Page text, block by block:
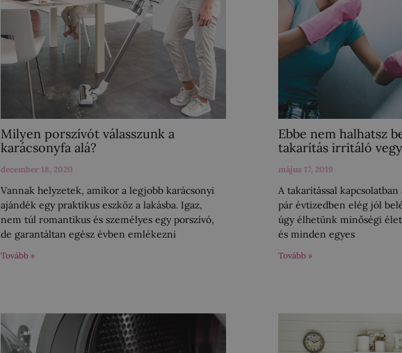
Milyen porszívót válasszunk a
karácsonyfa alá?
december 18, 2020
Vannak helyzetek, amikor a legjobb karácsonyi
ajándék egy praktikus eszköz a lakásba. Igaz,
nem túl romantikus és személyes egy porszívó,
de garantáltan egész évben emlékezni
Tovább »
Ebbe nem halhatsz
takarítás irritáló
május 17, 2019
A takarítással
pár évtizedben elég jól
úgy élhetünk minőségi
és minden egyes
Tovább »